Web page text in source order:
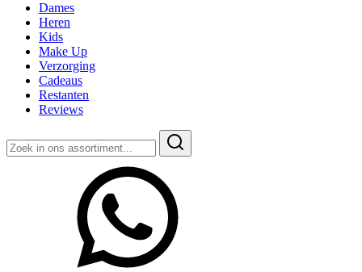
Dames
Heren
Kids
Make Up
Verzorging
Cadeaus
Restanten
Reviews
naar: